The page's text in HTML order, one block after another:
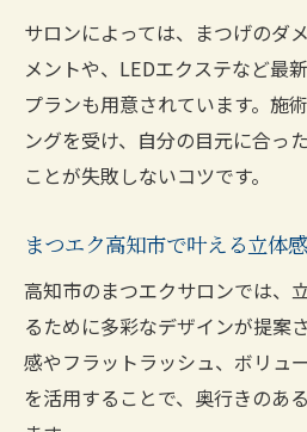
サロンによっては、まつげのダ
メントや、LEDエクステなど最
プランも用意されています。施
ングを受け、自分の目元に合っ
ことが失敗しないコツです。
まつエク高知市で叶える立体
高知市のまつエクサロンでは、
るために多彩なデザインが提案
感やフラットラッシュ、ボリュ
を活用することで、奥行きのあ